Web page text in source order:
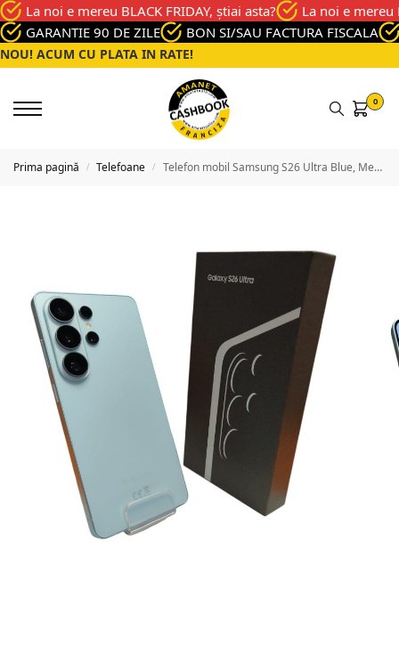
La noi e mereu BLACK FRIDAY, știai asta?
La noi e mereu
GARANTIE 90 DE ZILE
BON SI/SAU FACTURA FISCALA
NOU! ACUM CU PLATA IN RATE!
0
Prima pagină / Telefoane / Telefon mobil Samsung S26 Ultra Blue, Memorie 256 Gb, Stare Ca nou